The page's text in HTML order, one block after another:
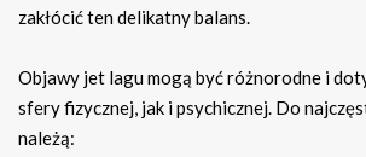
zakłócić ten delikatny balans.
Objawy jet lagu mogą być różnorodne i
sfery fizycznej, jak i psychicznej. Do
należą: